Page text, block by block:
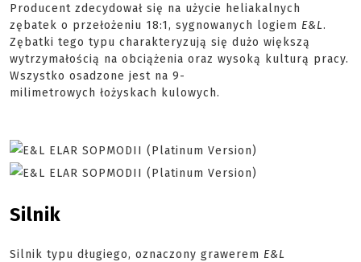
Producent zdecydował się na użycie heliakalnych
zębatek o przełożeniu 18:1, sygnowanych logiem E&L.
Zębatki tego typu charakteryzują się dużo większą
wytrzymałością na obciążenia oraz wysoką kulturą pracy.
Wszystko osadzone jest na 9-
milimetrowych łożyskach kulowych.
Silnik
Silnik typu długiego, oznaczony grawerem E&L